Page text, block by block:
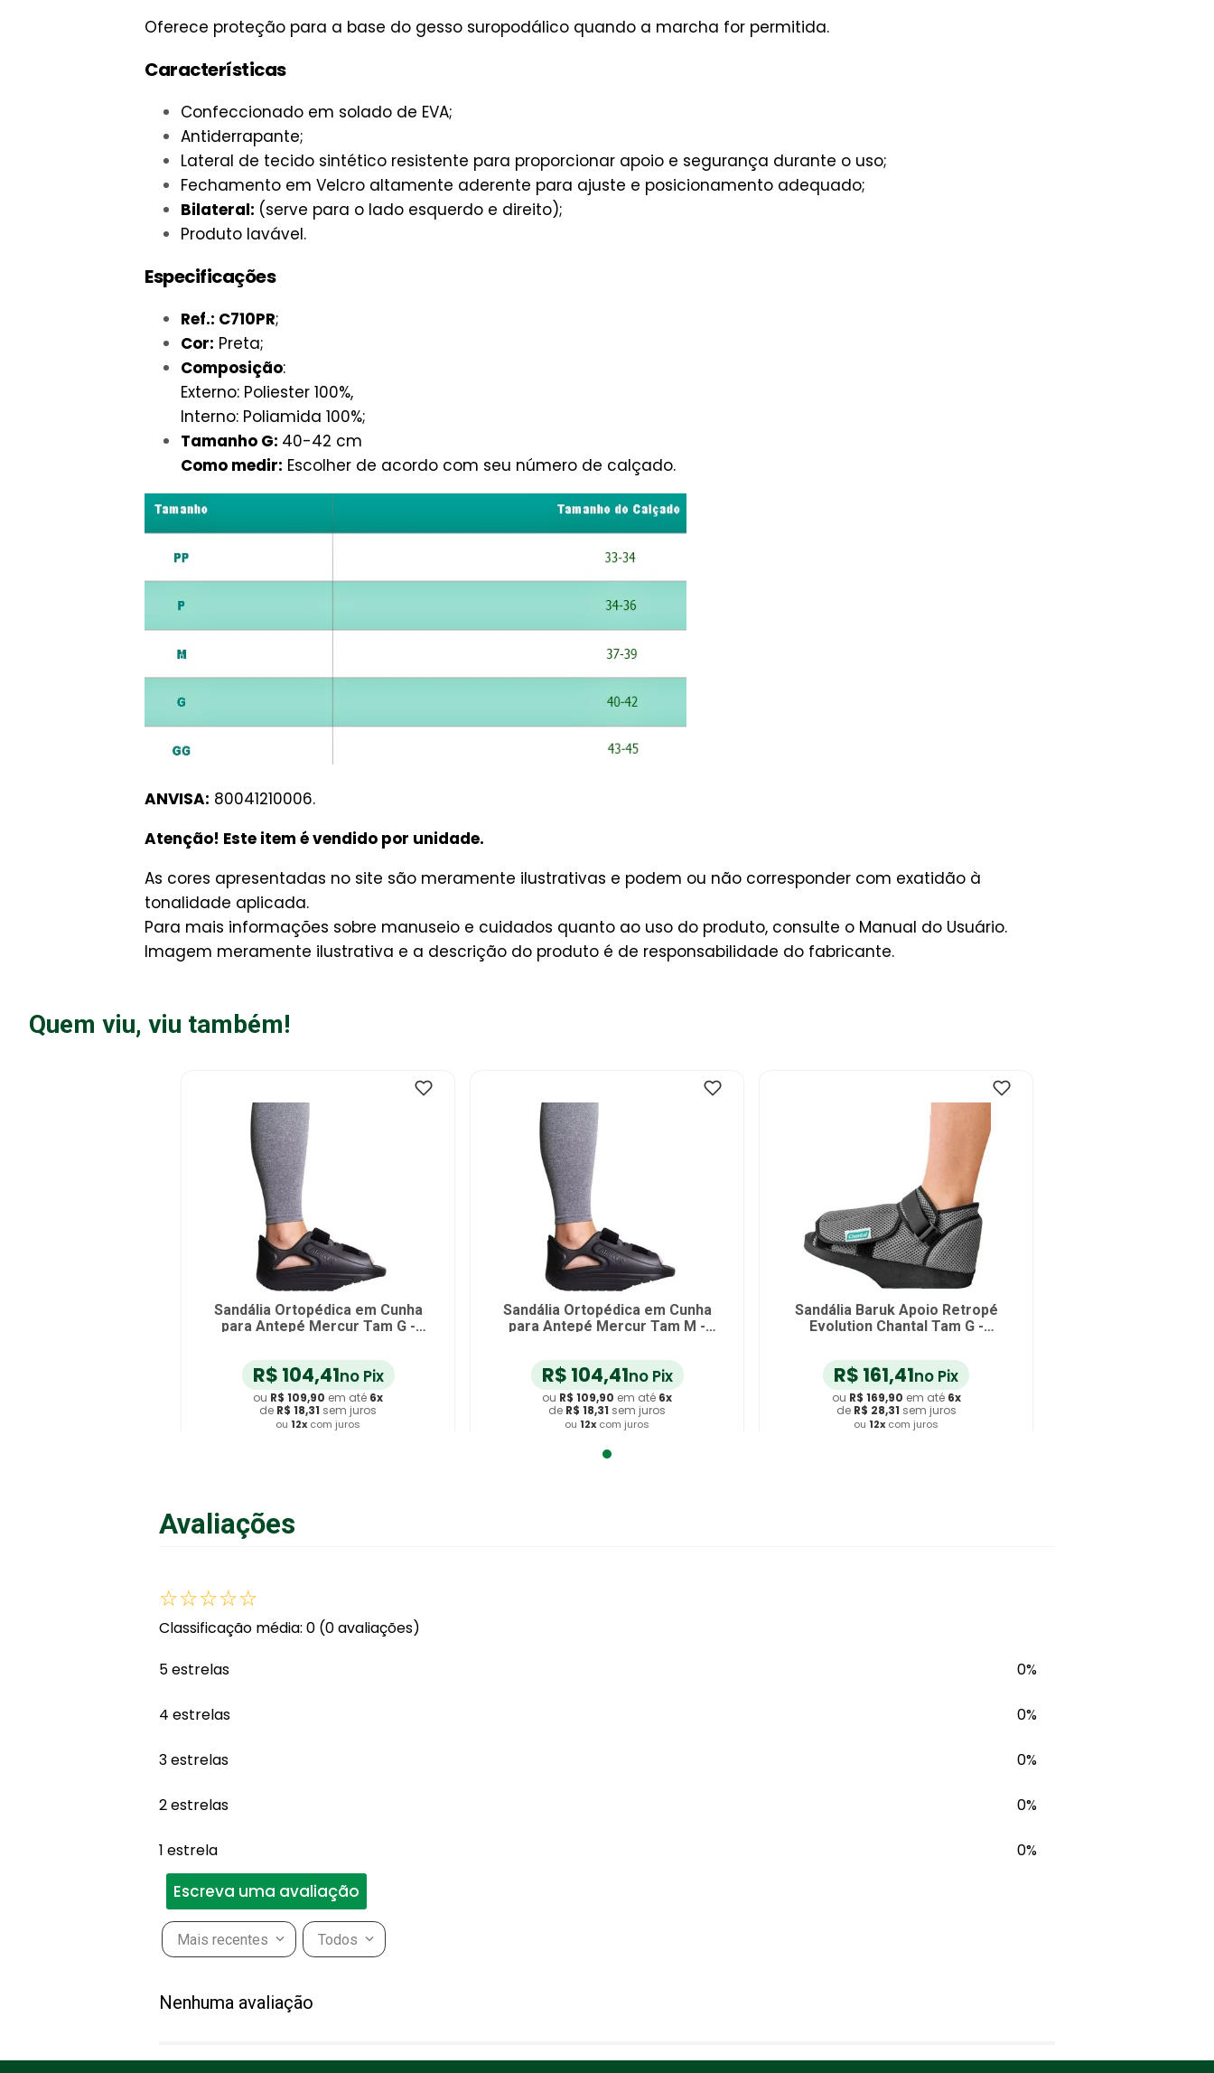
Oferece proteção para a base do gesso suropodálico quando a marcha for permitida.
Características
Confeccionado em solado de EVA;
Antiderrapante;
Lateral de tecido sintético resistente para proporcionar apoio e segurança durante o uso;
Fechamento em Velcro altamente aderente para ajuste e posicionamento adequado;
Bilateral: (serve para o lado esquerdo e direito);
Produto lavável.
Especificações
Ref.: C710PR;
Cor: Preta;
Composição:
Externo: Poliester 100%,
Interno: Poliamida 100%;
Tamanho G: 40-42 cm
Como medir: Escolher de acordo com seu número de calçado.
ANVISA: 80041210006.
Atenção! Este item é vendido por unidade.
As cores apresentadas no site são meramente ilustrativas e podem ou não corresponder com exatidão à
tonalidade aplicada.
Para mais informações sobre manuseio e cuidados quanto ao uso do produto, consulte o Manual do Usuário.
Imagem meramente ilustrativa e a descrição do produto é de responsabilidade do fabricante.
Quem viu, viu também!
Sandália Ortopédica em Cunha
para Antepé Mercur Tam G -
R$ 104,41no Pix
ou R$ 109,90 em até 6x
de R$ 18,31 sem juros
ou 12x com juros
Sandália Ortopédica em Cunha
para Antepé Mercur Tam M -
R$ 104,41no Pix
ou R$ 109,90 em até 6x
de R$ 18,31 sem juros
ou 12x com juros
Adicionar ao Carrinho
Sandália Baruk Apoio Retropé
Evolution Chantal Tam G -
R$ 161,41no Pix
ou R$ 169,90 em até 6x
de R$ 28,31 sem juros
ou 12x com juros
Avaliações
☆☆☆☆☆
Classificação média: 0 (0 avaliações)
5 estrelas
0%
4 estrelas 0%
3 estrelas 0%
2 estrelas 0%
1 estrela 0%
Escreva uma avaliação
Mais recentes Todos
Nenhuma avaliação